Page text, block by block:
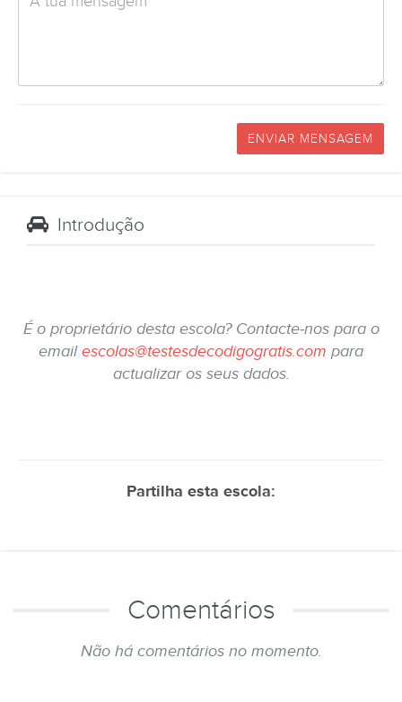
ENVIAR MENSAGEM
Introdução
É o proprietário desta escola? Contacte-nos para o
emailescolas@testesdecodigogratis.com para
actualizar os seus dados.
Partilha esta escola:
Comentários
Não há comentários no momento.